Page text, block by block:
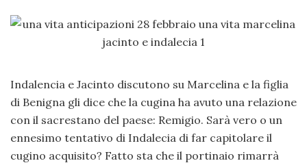
Indalencia e Jacinto discutono su Marcelina e la figlia
di Benigna gli dice che la cugina ha avuto una relazione
con il sacrestano del paese: Remigio. Sarà vero o un
ennesimo tentativo di Indalecia di far capitolare il
cugino acquisito? Fatto sta che il portinaio rimarrà